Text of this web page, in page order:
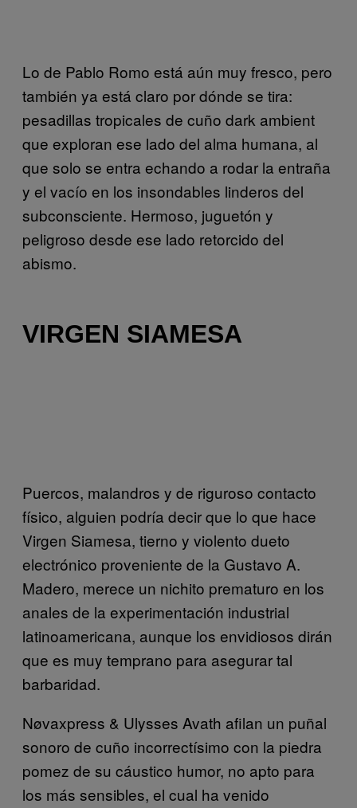
Lo de Pablo Romo está aún muy fresco, pero
también ya está claro por dónde se tira:
pesadillas tropicales de cuño dark ambient
que exploran ese lado del alma humana, al
que solo se entra echando a rodar la entraña
y el vacío en los insondables linderos del
subconsciente. Hermoso, juguetón y
peligroso desde ese lado retorcido del
abismo.
VIRGEN SIAMESA
Puercos, malandros y de riguroso contacto
físico, alguien podría decir que lo que hace
Virgen Siamesa, tierno y violento dueto
electrónico proveniente de la Gustavo A.
Madero, merece un nichito prematuro en los
anales de la experimentación industrial
latinoamericana, aunque los envidiosos dirán
que es muy temprano para asegurar tal
barbaridad.
Nøvaxpress & Ulysses Avath afilan un puñal
sonoro de cuño incorrectísimo con la piedra
pomez de su cáustico humor, no apto para
los más sensibles, el cual ha venido